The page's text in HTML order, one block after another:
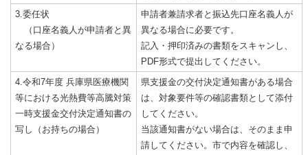
3.委任状
（口座名義人が申請者と異
なる場合）
申請者兼請求者と振込先口座名義人が
異なる場合に必要です。
記入・押印済みの書類をスキャンし、
PDF形式で提出してください。
4.令和7年度 兵庫県医療機関
等における光熱費等高騰対策
一時支援金交付決定通知書の
写し（お持ちの場合）
県支援金の交付決定通知書がある場合
は、対象要件等の確認書類として添付
してください。
当該通知書がない場合は、そのまま申
請してください。市で内容を確認し、